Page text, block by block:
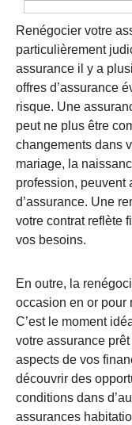
Renégocier votre
particulièrement
assurance il y a
offres d’assurance
risque. Une
peut ne plus être
changements dans
mariage, la
profession, peuvent
d’assurance. Une
votre contrat reflète
vos besoins.
En outre, la
occasion en or pour
C’est le moment
votre assurance
aspects de vos
découvrir des
conditions dans
assurances